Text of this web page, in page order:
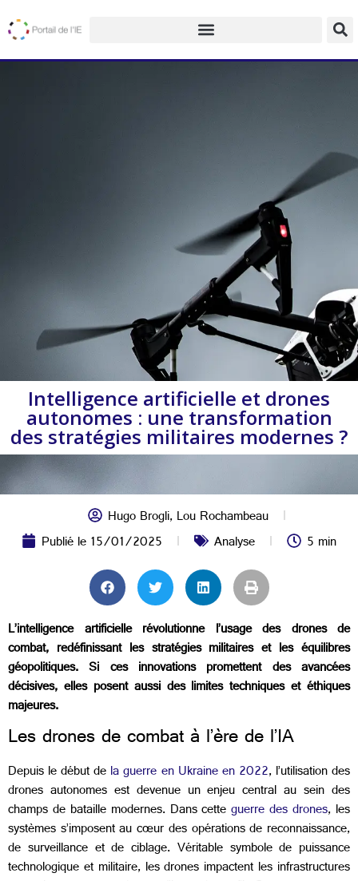
Intelligence artificielle et drones
autonomes : une transformation
des stratégies militaires modernes ?
Hugo Brogli,Lou Rochambeau
Publié le15/01/2025 Analyse 5 min
L’intelligence artificielle révolutionne l’usage des drones de
combat, redéfinissant les stratégies militaires et les équilibres
géopolitiques. Si ces innovations promettent des avancées
décisives, elles posent aussi des limites techniques et éthiques
majeures.
Les drones de combat à l’ère de l’IA
Depuis le début dela guerre en Ukraine en 2022, l’utilisation des
drones autonomes est devenue un enjeu central au sein des
champs de bataille modernes. Danscetteguerre des drones, les
systèmes s’imposentaucœur des opérations de reconnaissance,
de surveillance et de ciblage. Véritable symbole de puissance
technologique et militaire, les drones impactent les infrastructures